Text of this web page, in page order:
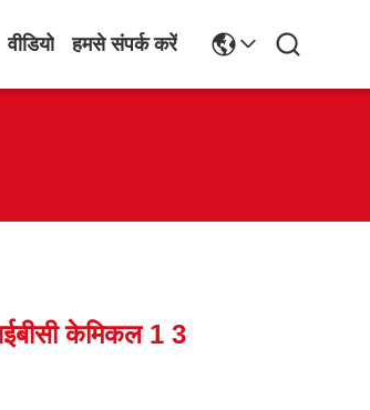
वीडियो हमसे संपर्क करें
केमिकल 1 3